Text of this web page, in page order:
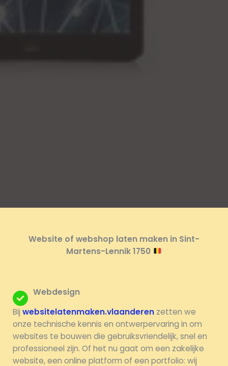
Website of webshop laten maken in Sint-
Martens-Lennik 1750
Webdesign
Bij websitelatenmaken.vlaanderen zetten we
onze technische kennis en ontwerpervaring in om
websites te bouwen die gebruiksvriendelijk, snel en
professioneel zijn. Of het nu gaat om een zakelijke
website, een online platform of een portfolio: wij